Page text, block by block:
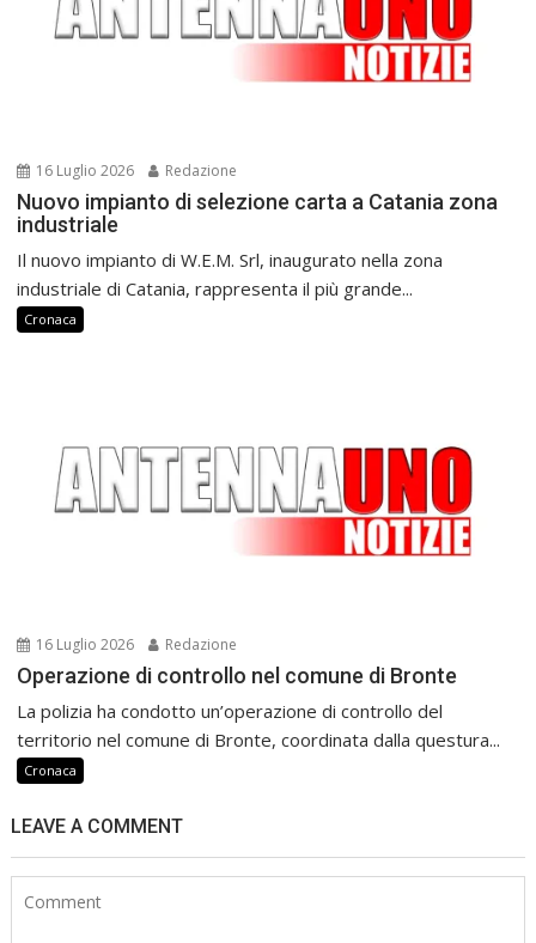
16 Luglio 2026 Redazione
Nuovo impianto di selezione carta a Catania zona
industriale
Il nuovo impianto di W.E.M. Srl, inaugurato nella zona
industriale di Catania, rappresenta il più grande...
Cronaca
16 Luglio 2026 Redazione
Operazione di controllo nel comune di Bronte
La polizia ha condotto un’operazione di controllo del
territorio nel comune di Bronte, coordinata dalla questura...
Cronaca
LEAVE A COMMENT